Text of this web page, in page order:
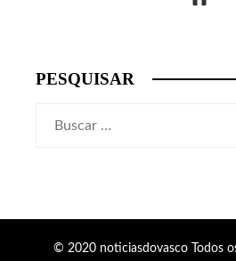
PESQUISAR
© 2020 noticiasdovasco Todos